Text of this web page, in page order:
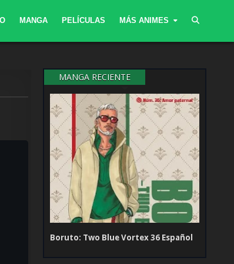
MANGA PELÍCULAS MÁS ANIMES
MANGA RECIENTE
Boruto: Two Blue Vortex 36 Español